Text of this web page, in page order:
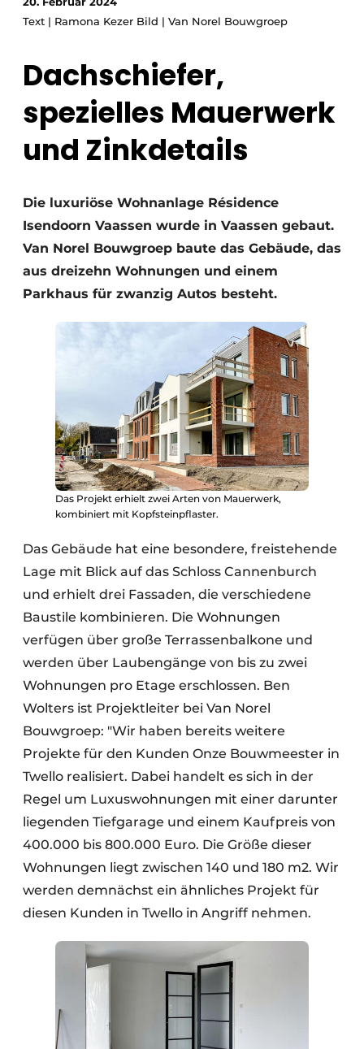
Podcasts
GeschichteMetadaten
Ein Stellenangebot registrieren
Videos
Glas
Text | Ramona Kezer Bild | Van Norel Bouwgroep
Dachschiefer,
spezielles Mauerwerk
und Zinkdetails
Die luxuriöse Wohnanlage Résidence
Isendoorn Vaassen wurde in Vaassen gebaut.
Van Norel Bouwgroep baute das Gebäude, das
aus dreizehn Wohnungen und einem
Parkhaus für zwanzig Autos besteht.
Das Projekt erhielt zwei Arten von Mauerwerk,
kombiniert mit Kopfsteinpflaster.
Das Gebäude hat eine besondere, freistehende
Lage mit Blick auf das Schloss Cannenburch
und erhielt drei Fassaden, die verschiedene
Baustile kombinieren. Die Wohnungen
verfügen über große Terrassenbalkone und
werden über Laubengänge von bis zu zwei
Wohnungen pro Etage erschlossen. Ben
Wolters ist Projektleiter bei Van Norel
Bouwgroep: "Wir haben bereits weitere
Projekte für den Kunden Onze Bouwmeester in
Twello realisiert. Dabei handelt es sich in der
Regel um Luxuswohnungen mit einer darunter
liegenden Tiefgarage und einem Kaufpreis von
400.000 bis 800.000 Euro. Die Größe dieser
Wohnungen liegt zwischen 140 und 180 m2. Wir
werden demnächst ein ähnliches Projekt für
diesen Kunden in Twello in Angriff nehmen.